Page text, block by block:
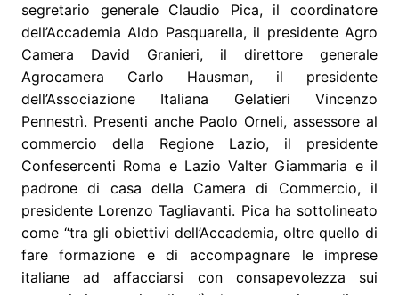
segretario generale Claudio Pica, il coordinatore
dell’Accademia Aldo Pasquarella, il presidente Agro
Camera David Granieri, il direttore generale
Agrocamera Carlo Hausman, il presidente
dell’Associazione Italiana Gelatieri Vincenzo
Pennestrì. Presenti anche Paolo Orneli, assessore al
commercio della Regione Lazio, il presidente
Confesercenti Roma e Lazio Valter Giammaria e il
padrone di casa della Camera di Commercio, il
presidente Lorenzo Tagliavanti. Pica ha sottolineato
come “tra gli obiettivi dell’Accademia, oltre quello di
fare formazione e di accompagnare le imprese
italiane ad affacciarsi con consapevolezza sui